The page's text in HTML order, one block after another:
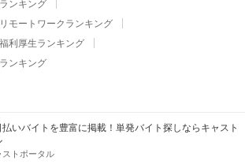
いバイトを豊富に掲載！単発バイト探しならキャスト
ストポータル
ンキング
モートワークランキング
利厚生ランキング
ンキング
フトウェア・情報処理 インターネット関連
飲料・たばこ・飼料